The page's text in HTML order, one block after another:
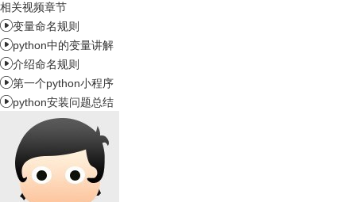
相关视频章节
变量命名规则
python中的变量讲解
介绍命名规则
第一个python小程序
python安装问题总结